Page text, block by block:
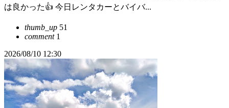
は良かった︎︎👍 今日レンタカーとバイバ...
thumb_up 51
comment1
2026/08/10 12:30